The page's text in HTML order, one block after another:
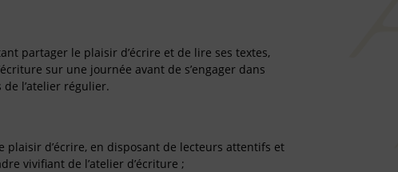
partager le plaisir d’écrire et de lire ses textes,
sur une journée avant de s’engager dans
de l’atelier régulier.
plaisir d’écrire, en disposant de lecteurs attentifs et
vivifiant de l’atelier d’écriture ;